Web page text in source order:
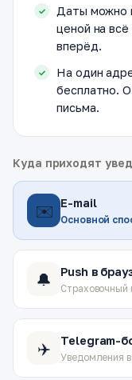
Даты можно
ценой на всё
вперёд.
На один
бесплатно.
письма.
Куда приходят
✉️ E-mail
Основной
🔔 Push в
Страховочный
✈️ Telegram-
Уведомления